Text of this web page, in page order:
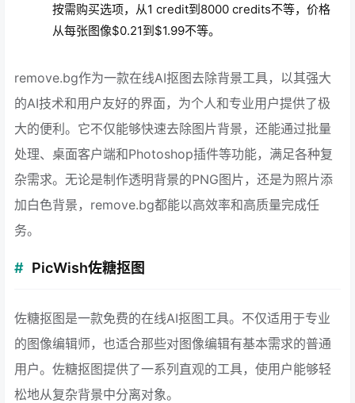
按需购买选项，从1 credit到8000 credits不等，价格
从每张图像$0.21到$1.99不等。
remove.bg作为一款在线AI抠图去除背景工具，以其强大
的AI技术和用户友好的界面，为个人和专业用户提供了极
大的便利。它不仅能够快速去除图片背景，还能通过批量
处理、桌面客户端和Photoshop插件等功能，满足各种复
杂需求。无论是制作透明背景的PNG图片，还是为照片添
加白色背景，remove.bg都能以高效率和高质量完成任
务。
PicWish佐糖抠图
佐糖抠图是一款免费的在线AI抠图工具。不仅适用于专业
的图像编辑师，也适合那些对图像编辑有基本需求的普通
用户。佐糖抠图提供了一系列直观的工具，使用户能够轻
松地从复杂背景中分离对象。